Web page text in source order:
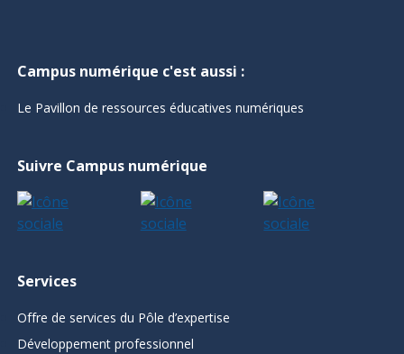
Campus numérique c'est aussi :
Le Pavillon de ressources éducatives numériques
Suivre Campus numérique
Services
Offre de services du Pôle d’expertise
Développement professionnel